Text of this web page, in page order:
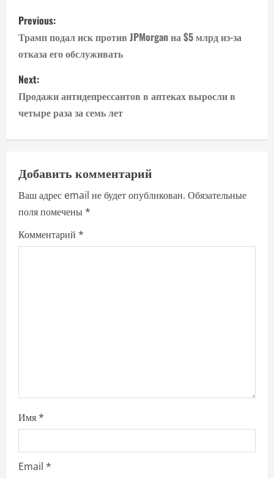
P
o
s
t
n
a
v
i
g
a
Previous:
Трамп подал иск против JPMorgan на $5 млрд из-за
отказа его обслуживать
Next:
Продажи антидепрессантов в аптеках выросли в
четыре раза за семь лет
Добавить комментарий
Ваш адрес email не будет опубликован. Обязательные
поля помечены*
Комментарий *
Имя*
Email *